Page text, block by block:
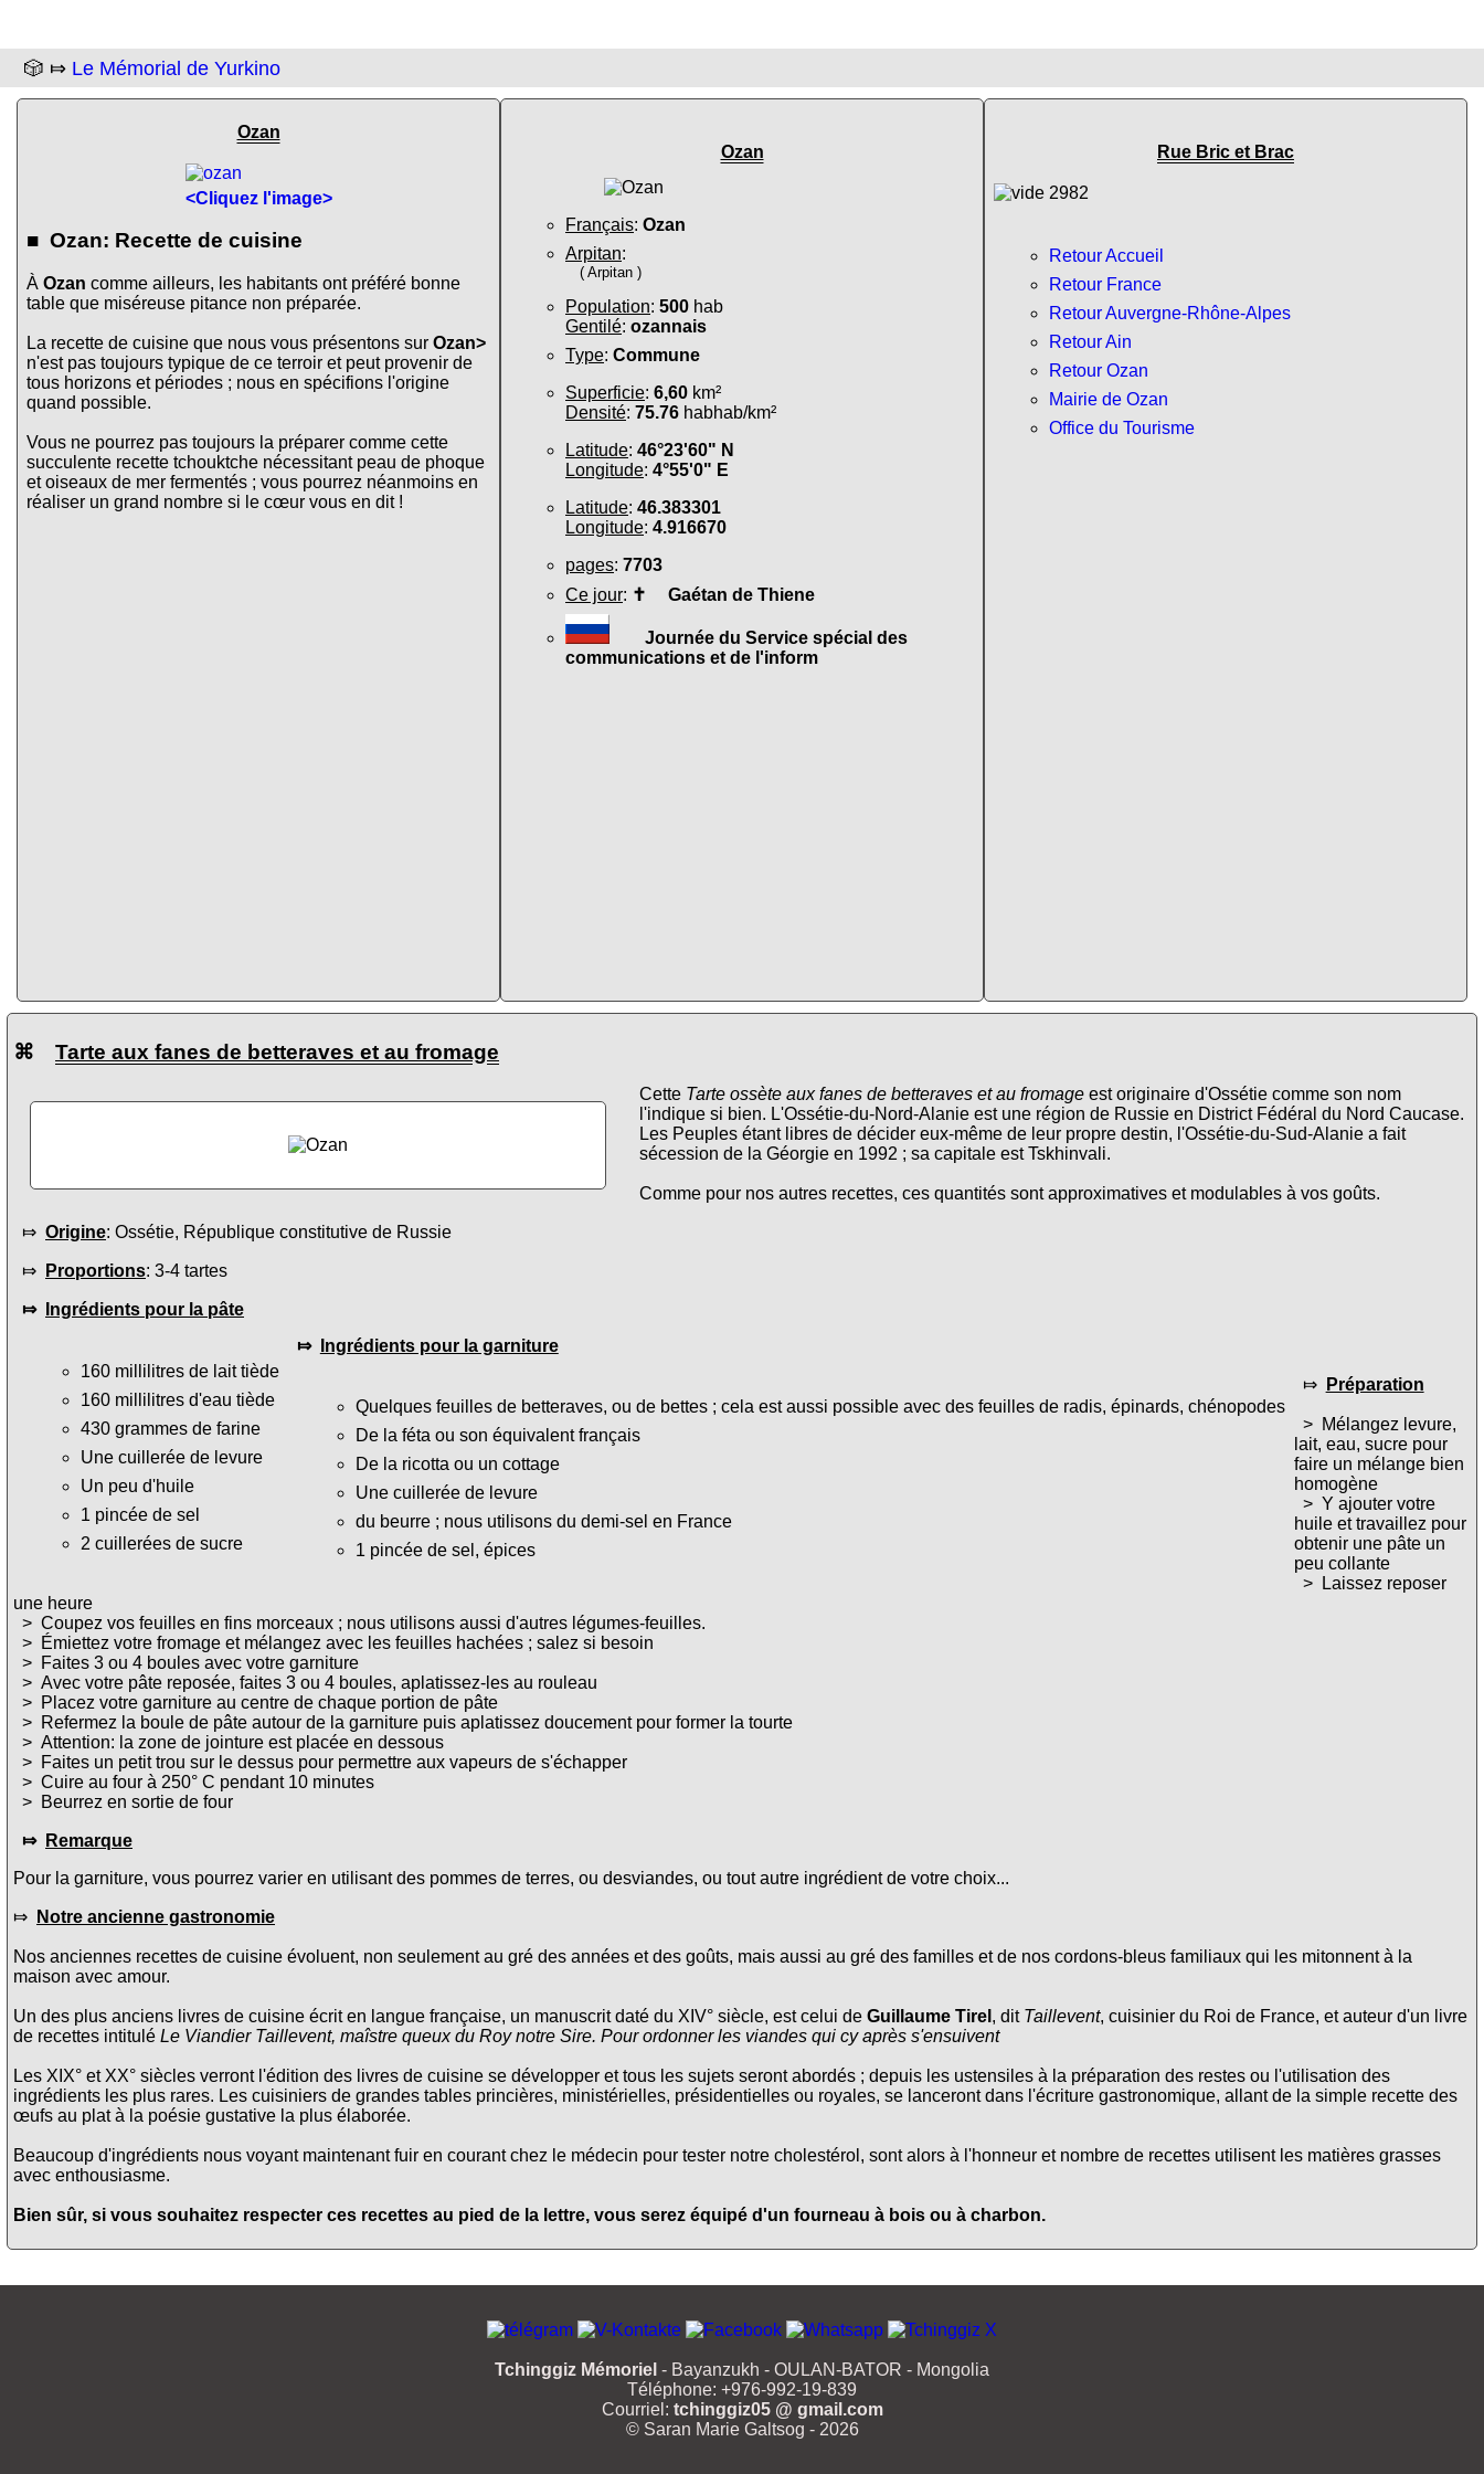
🎲 ⤇ Le Mémorial de Yurkino
Ozan
<Cliquez l'image>
■ Ozan: Recette de cuisine
À Ozan comme ailleurs, les habitants ont préféré bonne
table que miséreuse pitance non préparée.
La recette de cuisine que nous vous présentons sur Ozan>
n'est pas toujours typique de ce terroir et peut provenir de
tous horizons et périodes ; nous en spécifions l'origine
quand possible.
Vous ne pourrez pas toujours la préparer comme cette
succulente recette tchouktche nécessitant peau de phoque
et oiseaux de mer fermentés ; vous pourrez néanmoins en
réaliser un grand nombre si le cœur vous en dit !
Ozan
Français: Ozan
Arpitan:
( Arpitan )
Population: 500 hab
Gentilé: ozannais
Type: Commune
Superficie: 6,60 km²
Densité: 75.76 habhab/km²
Latitude: 46°23'60" N
Longitude: 4°55'0" E
Latitude: 46.383301
Longitude: 4.916670
pages: 7703
Ce jour: ✝ Gaétan de Thiene
Journée du Service spécial des
communications et de l'inform
Rue Bric et Brac
Retour Accueil
Retour France
Retour Auvergne-Rhône-Alpes
Retour Ain
Retour Ozan
Mairie de Ozan
Office du Tourisme
⌘ Tarte aux fanes de betteraves et au fromage
Cette Tarte ossète aux fanes de betteraves et au fromage est originaire d'Ossétie comme son nom
l'indique si bien. L'Ossétie-du-Nord-Alanie est une région de Russie en District Fédéral du Nord Caucase.
Les Peuples étant libres de décider eux-même de leur propre destin, l'Ossétie-du-Sud-Alanie a fait
sécession de la Géorgie en 1992 ; sa capitale est Tskhinvali.
Comme pour nos autres recettes, ces quantités sont approximatives et modulables à vos goûts.
⤇ Origine: Ossétie, République constitutive de Russie
⤇ Proportions: 3-4 tartes
⤇ Ingrédients pour la pâte
160 millilitres de lait tiède
160 millilitres d'eau tiède
430 grammes de farine
Une cuillerée de levure
Un peu d'huile
1 pincée de sel
2 cuillerées de sucre
⤇ Ingrédients pour la garniture
Quelques feuilles de betteraves, ou de bettes ; cela est aussi possible avec des feuilles de radis, épinards, chénopodes
De la féta ou son équivalent français
De la ricotta ou un cottage
Une cuillerée de levure
du beurre ; nous utilisons du demi-sel en France
1 pincée de sel, épices
⤇ Préparation
> Mélangez levure,
lait, eau, sucre pour
faire un mélange bien
homogène
> Y ajouter votre
huile et travaillez pour
obtenir une pâte un
peu collante
> Laissez reposer
une heure
> Coupez vos feuilles en fins morceaux ; nous utilisons aussi d'autres légumes-feuilles.
> Émiettez votre fromage et mélangez avec les feuilles hachées ; salez si besoin
> Faites 3 ou 4 boules avec votre garniture
> Avec votre pâte reposée, faites 3 ou 4 boules, aplatissez-les au rouleau
> Placez votre garniture au centre de chaque portion de pâte
> Refermez la boule de pâte autour de la garniture puis aplatissez doucement pour former la tourte
> Attention: la zone de jointure est placée en dessous
> Faites un petit trou sur le dessus pour permettre aux vapeurs de s'échapper
> Cuire au four à 250° C pendant 10 minutes
> Beurrez en sortie de four
⤇ Remarque
Pour la garniture, vous pourrez varier en utilisant des pommes de terres, ou desviandes, ou tout autre ingrédient de votre choix...
⤇ Notre ancienne gastronomie
Nos anciennes recettes de cuisine évoluent, non seulement au gré des années et des goûts, mais aussi au gré des familles et de nos cordons-bleus familiaux qui les mitonnent à la
maison avec amour.
Un des plus anciens livres de cuisine écrit en langue française, un manuscrit daté du XIV° siècle, est celui de Guillaume Tirel , dit Taillevent, cuisinier du Roi de France, et auteur d'un livre
de recettes intitulé Le Viandier Taillevent, maîstre queux du Roy notre Sire. Pour ordonner les viandes qui cy après s'ensuivent
Les XIX° et XX° siècles verront l'édition des livres de cuisine se développer et tous les sujets seront abordés ; depuis les ustensiles à la préparation des restes ou l'utilisation des
ingrédients les plus rares. Les cuisiniers de grandes tables princières, ministérielles, présidentielles ou royales, se lanceront dans l'écriture gastronomique, allant de la simple recette des
œufs au plat à la poésie gustative la plus élaborée.
Beaucoup d'ingrédients nous voyant maintenant fuir en courant chez le médecin pour tester notre cholestérol, sont alors à l'honneur et nombre de recettes utilisent les matières grasses
avec enthousiasme.
Bien sûr, si vous souhaitez respecter ces recettes au pied de la lettre, vous serez équipé d'un fourneau à bois ou à charbon.
Tchinggiz Mémoriel - Bayanzukh - OULAN-BATOR - Mongolia
Téléphone: +976-992-19-839
Courriel: tchinggiz05 @ gmail.com
© Saran Marie Galtsog - 2026